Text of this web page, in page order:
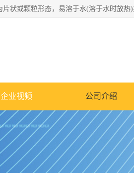
企业视频 公司介绍